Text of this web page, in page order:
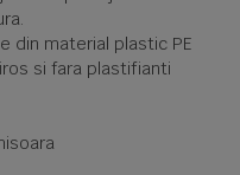
din material plastic PE
si fara plastifianti